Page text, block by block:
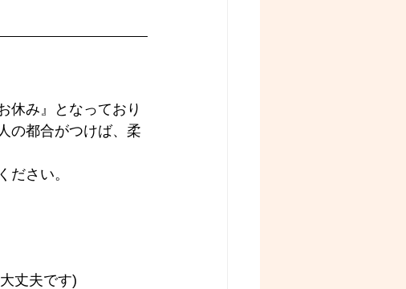
休み』となっており
の都合がつけば、柔
ださい。
丈夫です)